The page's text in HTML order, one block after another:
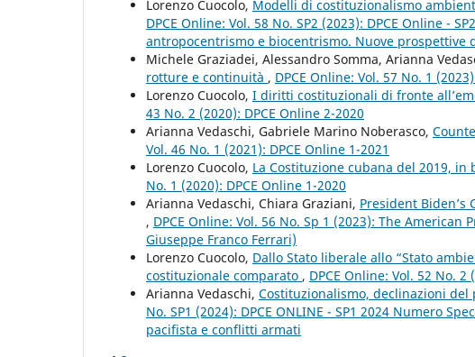
Lorenzo Cuocolo, Modelli di costituzionalismo
DPCE Online: Vol. 58 No. SP2 (2023): DPCE Online -
antropocentrismo e biocentrismo. Nuove prospettive
Michele Graziadei, Alessandro Somma, Arianna
rotture e continuità , DPCE Online: Vol. 57 No. 1
Lorenzo Cuocolo, I diritti costituzionali di fronte
43 No. 2 (2020): DPCE Online 2-2020
Arianna Vedaschi, Gabriele Marino Noberasco,
Vol. 46 No. 1 (2021): DPCE Online 1-2021
Lorenzo Cuocolo, La Costituzione cubana del 2019,
No. 1 (2020): DPCE Online 1-2020
Arianna Vedaschi, Chiara Graziani, President Biden’s
, DPCE Online: Vol. 56 No. Sp 1 (2023): The
Giuseppe Franco Ferrari)
Lorenzo Cuocolo, Dallo Stato liberale allo “Stato
costituzionale comparato , DPCE Online: Vol. 52 No. 2
Arianna Vedaschi, Costituzionalismo, declinazioni
No. SP1 (2024): DPCE ONLINE - SP1 2024 Numero
pacifista e conflitti armati